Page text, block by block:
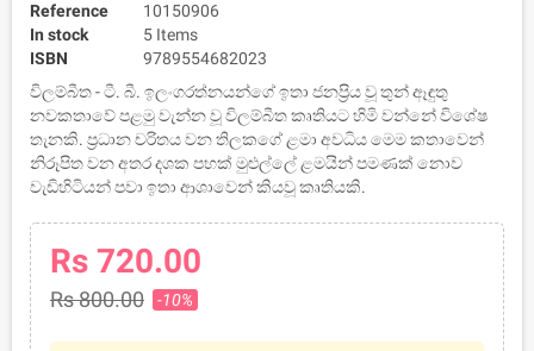
Reference
10150906
In stock
5 Items
ISBN
9789554682023
විලම්බීත - ටී. බී. ඉලංගරත්නයන්ගේ ඉතා ජනප්‍රිය වූ තුන් ඈඳුතු
නවකතාවේ පළමු වැන්න වූ විලම්බීත කෘතියට හිමි වන්නේ විශේෂ
තැනකි. ප්‍රධාන චරිතය වන තිලකගේ ළමා අවධිය මෙම කතාවෙන්
නිරූපිත වන අතර දශක පහක් මුළුල්ලේ ළමයින් පමණක් නොව
වැඩිහිටියන් පවා ඉතා ආශාවෙන් කියවූ කෘතියකි.
Rs 720.00
Rs 800.00 -10%